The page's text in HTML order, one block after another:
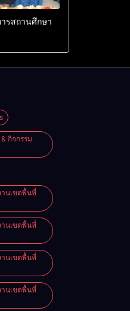
รสถานศึกษา
กิจกรรม
านเขตพื้นที่
านเขตพื้นที่
านเขตพื้นที่
านเขตพื้นที่